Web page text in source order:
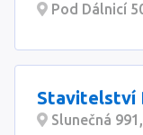
Pod Dálnicí
Stavitelství
Slunečná